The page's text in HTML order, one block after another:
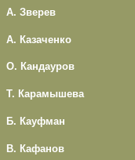
А. Зверев
А. Казаченко
О. Кандауров
Т. Карамышева
Б. Кауфман
В. Кафанов